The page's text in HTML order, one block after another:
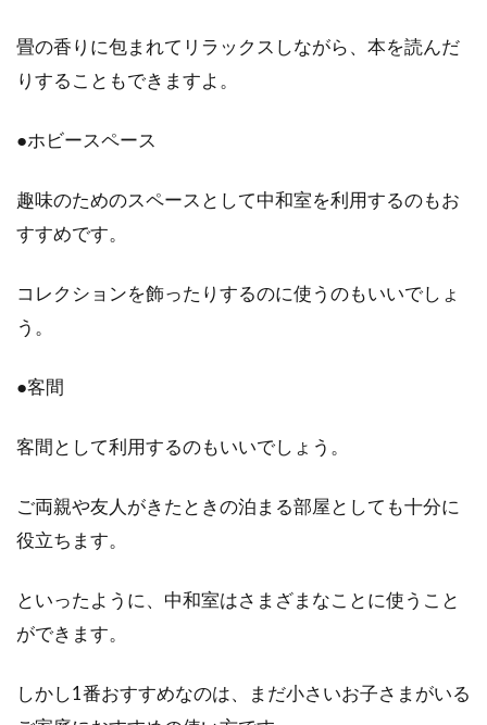
畳の香りに包まれてリラックスしながら、本を読んだ
りすることもできますよ。
●ホビースペース
趣味のためのスペースとして中和室を利用するのもお
すすめです。
コレクションを飾ったりするのに使うのもいいでしょ
う。
●客間
客間として利用するのもいいでしょう。
ご両親や友人がきたときの泊まる部屋としても十分に
役立ちます。
といったように、中和室はさまざまなことに使うこと
ができます。
しかし1番おすすめなのは、まだ小さいお子さまがいる